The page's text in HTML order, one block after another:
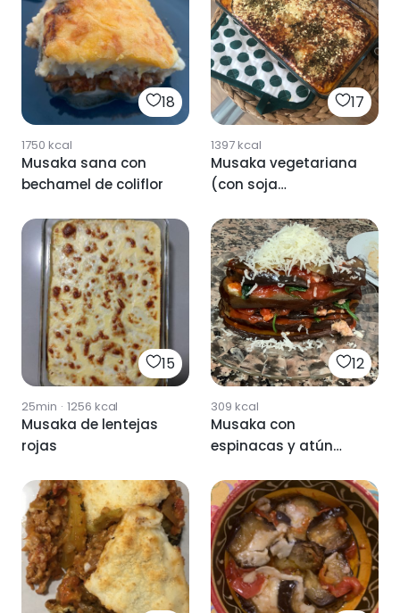
18
1750 kcal
Musaka sana con
bechamel de coliflor
17
1397kcal
Musaka vegetariana
(con soja
15
25min · 1256 kcal
Musaka de lentejas
rojas
12
309 kcal
Musaka con
espinacas y atún